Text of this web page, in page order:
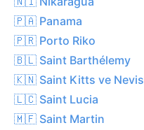
🇵🇦 Panama
🇵🇷 Porto Riko
🇧🇱 Saint Barthélemy
🇰🇳 Saint Kitts ve Nevis
🇱🇨 Saint Lucia
🇲🇫 Saint Martin